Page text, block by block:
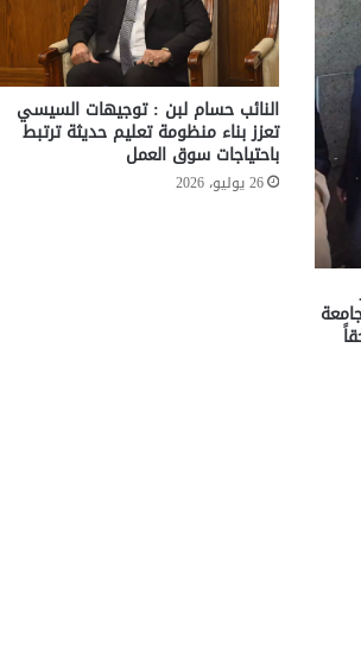
النائب حسام لبن : توجيهات السيسي
تعزز بناء منظومة تعليم حديثة ترتبط
باحتياجات سوق العمل
26 يوليو، 2026